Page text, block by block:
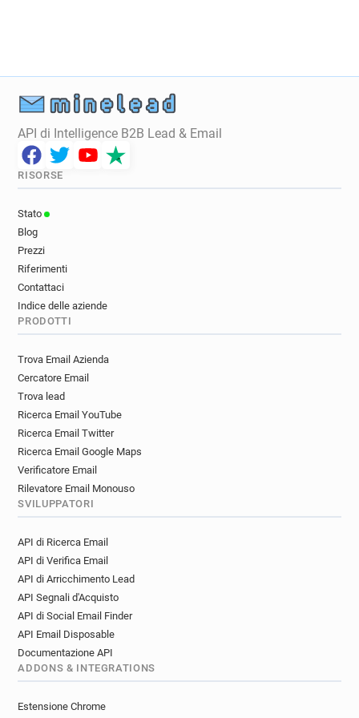
h************@norauto.fr
l*********@norauto.fr
r*****@norauto.fr
d***********@norauto.fr
API di Intelligence B2B Lead & Email
RISORSE
Stato
Blog
Prezzi
Riferimenti
Contattaci
Indice delle aziende
PRODOTTI
Trova Email Azienda
Cercatore Email
Trova lead
Ricerca Email YouTube
Ricerca Email Twitter
Ricerca Email Google Maps
Verificatore Email
Rilevatore Email Monouso
SVILUPPATORI
API di Ricerca Email
API di Verifica Email
API di Arricchimento Lead
API Segnali d'Acquisto
API di Social Email Finder
API Email Disposable
Documentazione API
ADDONS & INTEGRATIONS
Estensione Chrome